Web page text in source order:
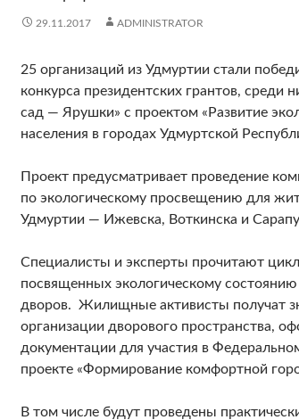
29.11.2017 ADMINISTRATOR
25 организаций из Удмуртии стали
конкурса президентских грантов, среди
сад — Ярушки» с проектом «Развитие
населения в городах Удмуртской
Проект предусматривает проведение
по экологическому просвещению для
Удмуртии — Ижевска, Воткинска и
Специалисты и эксперты прочитают
посвященных экологическому состоянию
дворов. Жилищные активисты получат
организации дворового пространства,
документации для участия в
проекте «Формирование комфортной
В том числе будут проведены